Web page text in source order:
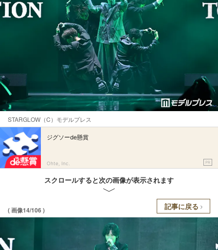
STARGLOW（C）モデルプレス
ジグソーde懸賞
Ohte, Inc. PR
スクロールすると次の画像が表示されます
( 画像14/106 ) 記事に戻る